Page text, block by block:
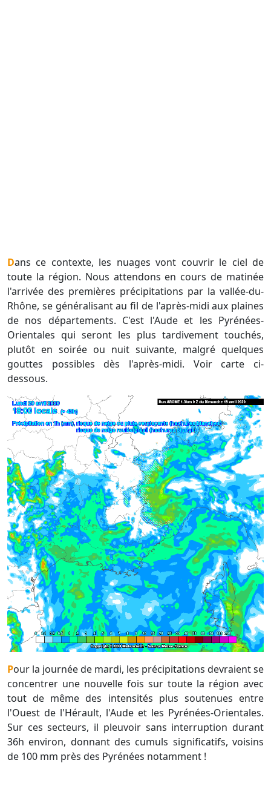
Dans ce contexte, les nuages vont couvrir le ciel de
toute la région. Nous attendons en cours de matinée
l'arrivée des premières précipitations par la vallée-du-
Rhône, se généralisant au fil de l'après-midi aux plaines
de nos départements. C'est l'Aude et les Pyrénées-
Orientales qui seront les plus tardivement touchés,
plutôt en soirée ou nuit suivante, malgré quelques
gouttes possibles dès l'après-midi. Voir carte ci-
dessous.
Pour la journée de mardi, les précipitations devraient se
concentrer une nouvelle fois sur toute la région avec
tout de même des intensités plus soutenues entre
l'Ouest de l'Hérault, l'Aude et les Pyrénées-Orientales.
Sur ces secteurs, il pleuvoir sans interruption durant
36h environ, donnant des cumuls significatifs, voisins
de 100 mm près des Pyrénées notamment !